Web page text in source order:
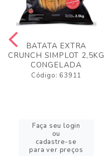
BATATA EXTRA
CRUNCH SIMPLOT 2,5KG
CONGELADA
Código: 63911
Faça seu login
ou
cadastre-se
para ver preços